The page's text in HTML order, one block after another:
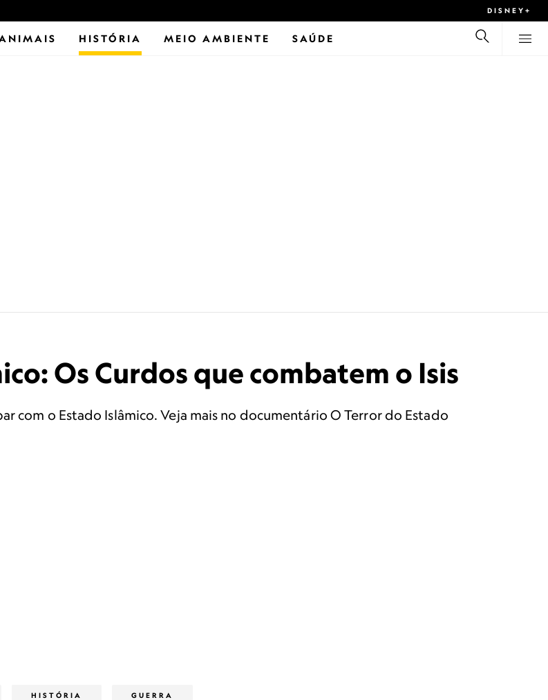
DISNEY+
HISTÓRIA MEIO AMBIENTE SAÚDE
Os Curdos que combatem o Isis
com o Estado Islâmico. Veja mais no documentário O Terror do Estado
HISTÓRIA GUERRA